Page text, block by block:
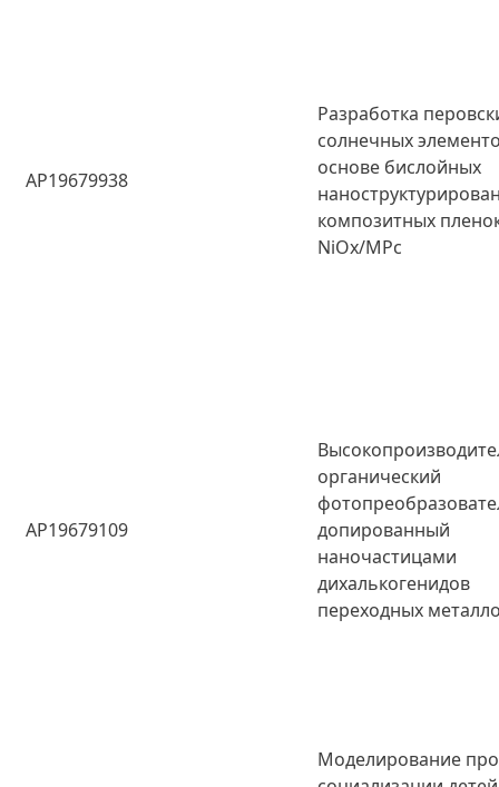
AP19679938
Разработка
солнечных
основе бислойных
композитных
NiOx/MPc
AP19679109
органический
допированный
наночастицами
дихалькогенидов
переходных
Моделирование